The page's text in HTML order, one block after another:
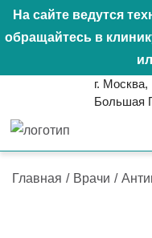
На сайте ведутся
обращайтесь в
г. Москва,
Большая
Главная / Врачи /